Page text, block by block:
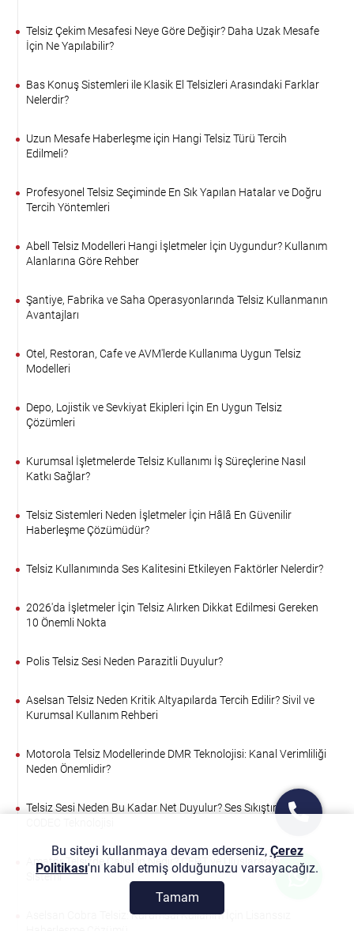
Telsiz Çekim Mesafesi Neye Göre Değişir? Daha Uzak Mesafe
İçin Ne Yapılabilir?
Bas Konuş Sistemleri ile Klasik El Telsizleri Arasındaki Farklar
Nelerdir?
Uzun Mesafe Haberleşme için Hangi Telsiz Türü Tercih
Edilmeli?
Profesyonel Telsiz Seçiminde En Sık Yapılan Hatalar ve Doğru
Tercih Yöntemleri
Abell Telsiz Modelleri Hangi İşletmeler İçin Uygundur? Kullanım
Alanlarına Göre Rehber
Şantiye, Fabrika ve Saha Operasyonlarında Telsiz Kullanmanın
Avantajları
Otel, Restoran, Cafe ve AVM'lerde Kullanıma Uygun Telsiz
Modelleri
Depo, Lojistik ve Sevkiyat Ekipleri İçin En Uygun Telsiz
Çözümleri
Kurumsal İşletmelerde Telsiz Kullanımı İş Süreçlerine Nasıl
Katkı Sağlar?
Telsiz Sistemleri Neden İşletmeler İçin Hâlâ En Güvenilir
Haberleşme Çözümüdür?
Telsiz Kullanımında Ses Kalitesini Etkileyen Faktörler Nelerdir?
2026'da İşletmeler İçin Telsiz Alırken Dikkat Edilmesi Gereken
10 Önemli Nokta
Polis Telsiz Sesi Neden Parazitli Duyulur?
Aselsan Telsiz Neden Kritik Altyapılarda Tercih Edilir? Sivil ve
Kurumsal Kullanım Rehberi
Motorola Telsiz Modellerinde DMR Teknolojisi: Kanal Verimliliği
Neden Önemlidir?
Telsiz Sesi Neden Bu Kadar Net Duyulur? Ses Sıkıştırma ve
Amatör Telsizde Callsign Nedir? CEPT ve Uluslararası Lisans
Sistemi
Aselsan Cobra Telsiz: Kurumsal Kullanım İçin Lisanssız
Bu siteyi kullanmaya devam ederseniz, Çerez
Politikası'nı kabul etmiş olduğunuzu varsayacağız.
Tamam